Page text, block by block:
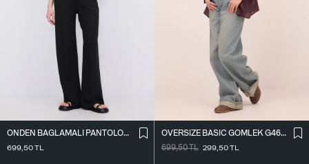
ÖNDEN BAĞLAMALI PANTOLON PN16791-W12
699,50TL
OVERSIZE BASIC GÖMLEK G4612-Z2
699,50TL 299,50TL